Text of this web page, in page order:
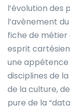
l’évolution des
l’avènement
fiche de métier
esprit
une
disciplines de
de la culture,
pure de la